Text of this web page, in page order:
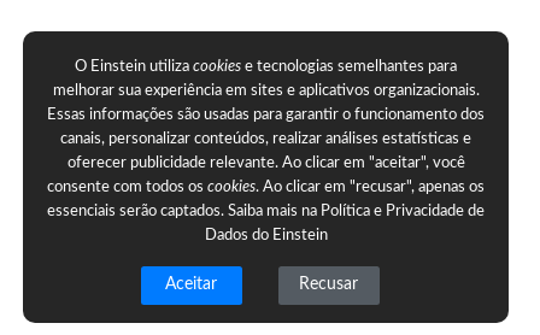
O Einstein utilizacookies e tecnologias semelhantes para
melhorar sua experiência em sites e aplicativos organizacionais.
Essas informações são usadas para garantir o funcionamento dos
canais, personalizar conteúdos, realizar análises estatísticas e
oferecer publicidade relevante. Ao clicar em "aceitar", você
consente com todos oscookies. Ao clicar em "recusar", apenas os
essenciais serão captados. Saiba mais na Política e Privacidade de
Dados do Einstein
Aceitar Recusar